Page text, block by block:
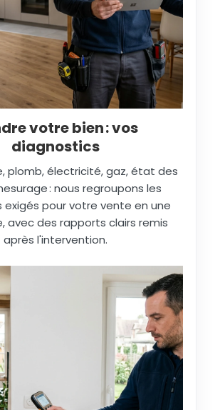
votre bien : vos
diagnostics
plomb, électricité, gaz, état des
: nous regroupons les
exigés pour votre vente en une
avec des rapports clairs remis
après l'intervention.